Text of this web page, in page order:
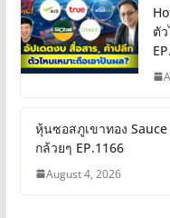
ตั
หุ้นซอสภูเขาทอง
กล้วยๆ EP.1166
August 4, 2026